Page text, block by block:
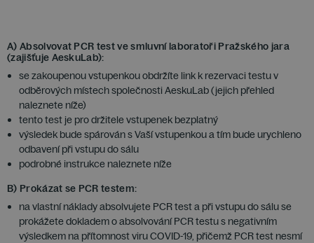
A) Absolvovat PCR test ve smluvní laboratoři Pražského jara
(zajišťuje AeskuLab):
se zakoupenou vstupenkou obdržíte link k rezervaci testu v
odběrových místech společnosti AeskuLab (jejich přehled
naleznete níže)
tento test je pro držitele vstupenek bezplatný
výsledek bude spárován s Vaší vstupenkou a tím bude urychleno
odbavení při vstupu do sálu
podrobné instrukce naleznete níže
B) Prokázat se PCR testem:
na vlastní náklady absolvujete PCR test a při vstupu do sálu se
prokážete dokladem o absolvování PCR testu s negativním
výsledkem na přítomnost viru COVID-19, přičemž PCR test nesmí